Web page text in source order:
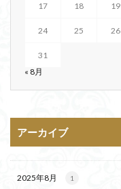
17 18 19
24 25 26
31
« 8月
アーカイブ
2025年8月 1